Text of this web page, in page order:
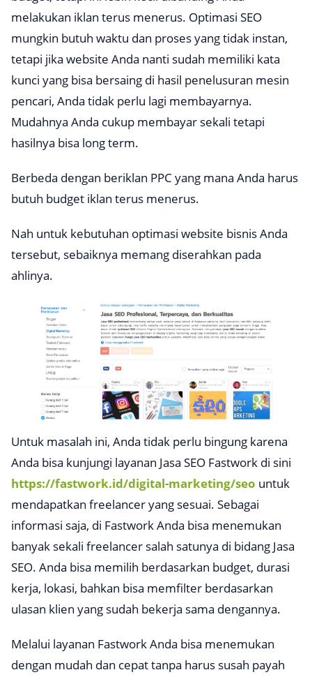
melakukan iklan terus menerus. Optimasi SEO
mungkin butuh waktu dan proses yang tidak instan,
tetapi jika website Anda nanti sudah memiliki kata
kunci yang bisa bersaing di hasil penelusuran mesin
pencari, Anda tidak perlu lagi membayarnya.
Mudahnya Anda cukup membayar sekali tetapi
hasilnya bisa long term.
Berbeda dengan beriklan PPC yang mana Anda harus
butuh budget iklan terus menerus.
Nah untuk kebutuhan optimasi website bisnis Anda
tersebut, sebaiknya memang diserahkan pada
ahlinya.
Untuk masalah ini, Anda tidak perlu bingung karena
Anda bisa kunjungi layanan Jasa SEO Fastwork di sini
https://fastwork.id/digital-marketing/seo untuk
mendapatkan freelanceryang sesuai. Sebagai
informasi saja, di Fastwork Anda bisa menemukan
banyak sekali freelancer salah satunya di bidang Jasa
SEO. Anda bisa memilih berdasarkan budget, durasi
kerja, lokasi, bahkan bisa memfilter berdasarkan
ulasan klien yang sudah bekerja sama dengannya.
Melalui layanan Fastwork Anda bisa menemukan
dengan mudah dan cepat tanpa harus susah payah